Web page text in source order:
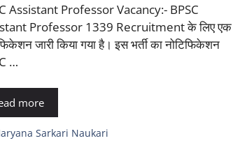
Assistant Professor Vacancy:- BPSC
Professor 1339 Recruitment के लिए एक
जारी किया गया है। इस भर्ती का नोटिफिकेशन
…
more
Sarkari Naukari